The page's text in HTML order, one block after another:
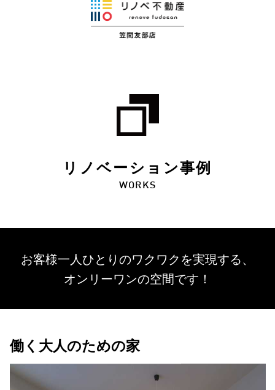
リノベーション事例
WORKS
お客様一人ひとりのワクワクを実現する、
オンリーワンの空間です！
働く大人のための家